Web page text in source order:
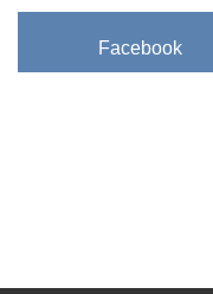
Facebook